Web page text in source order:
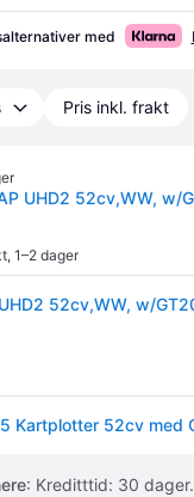
med
Pris inkl. frakt
, 1–2 dager
: Kreditttid: 30